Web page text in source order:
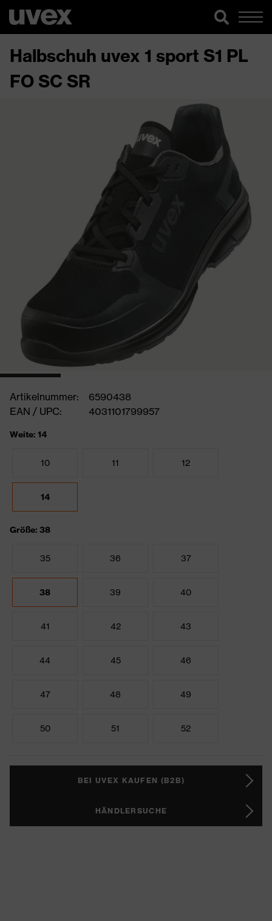
Halbschuh uvex 1 sport S1 PL
FO SC SR
Artikelnummer:
6590438
EAN / UPC:
4031101799957
Weite: 14
10 11 12
14
Größe: 38
35 36 37
38 39 40
41 42 43
44 45 46
47 48 49
50 51 52
BEI UVEX KAUFEN (B2B)
HÄNDLERSUCHE